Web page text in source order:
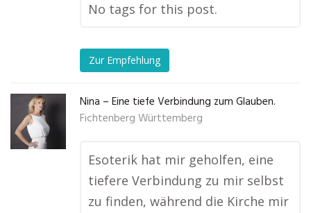
No tags for this post.
Zur Empfehlung
Nina – Eine tiefe Verbindung zum Glauben.
Fichtenberg Württemberg
Esoterik hat mir geholfen, eine
tiefere Verbindung zu mir selbst
zu finden, während die Kirche mir